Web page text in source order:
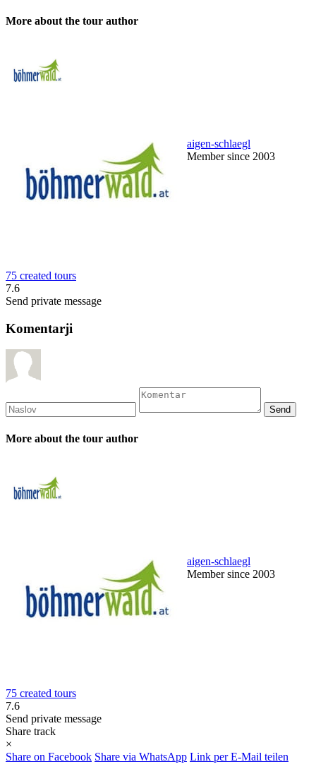
More about the tour author
aigen-schlaegl
Member since 2003
75 created tours
7.6
Send private message
Komentarji
More about the tour author
aigen-schlaegl
Member since 2003
75 created tours
7.6
Send private message
Share track
×
Share on Facebook Share via WhatsApp Link per E-Mail teilen